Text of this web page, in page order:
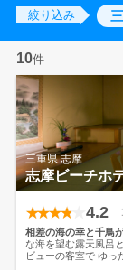
絞り込み
10件
三重県 志摩
志摩ビーチホ
4.2
相差の海の幸と千鳥
な海を望む露天風呂
ビューの客室でゆっ